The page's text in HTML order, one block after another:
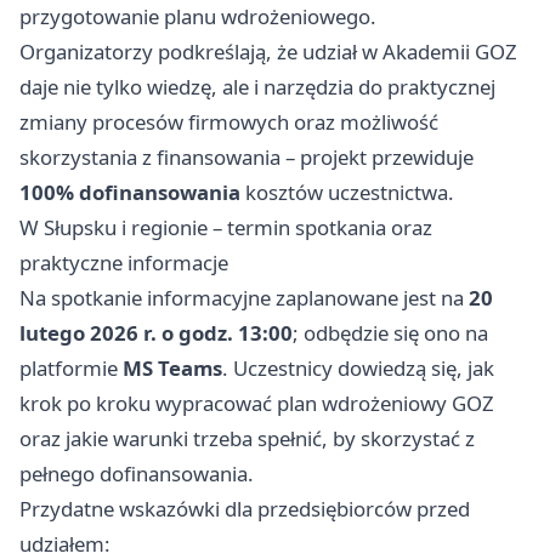
przygotowanie planu wdrożeniowego.
Organizatorzy podkreślają, że udział w Akademii GOZ
daje nie tylko wiedzę, ale i narzędzia do praktycznej
zmiany procesów firmowych oraz możliwość
skorzystania z finansowania – projekt przewiduje
100% dofinansowania kosztów uczestnictwa.
W Słupsku i regionie – termin spotkania oraz
praktyczne informacje
Na spotkanie informacyjne zaplanowane jest na 20
lutego 2026 r. o godz. 13:00; odbędzie się ono na
platformie MS Teams. Uczestnicy dowiedzą się, jak
krok po kroku wypracować plan wdrożeniowy GOZ
oraz jakie warunki trzeba spełnić, by skorzystać z
pełnego dofinansowania.
Przydatne wskazówki dla przedsiębiorców przed
udziałem: